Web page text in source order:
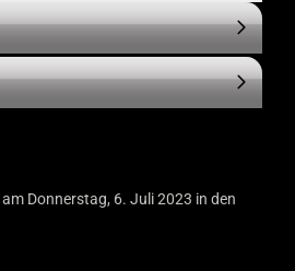
Donnerstag, 6. Juli 2023 in den